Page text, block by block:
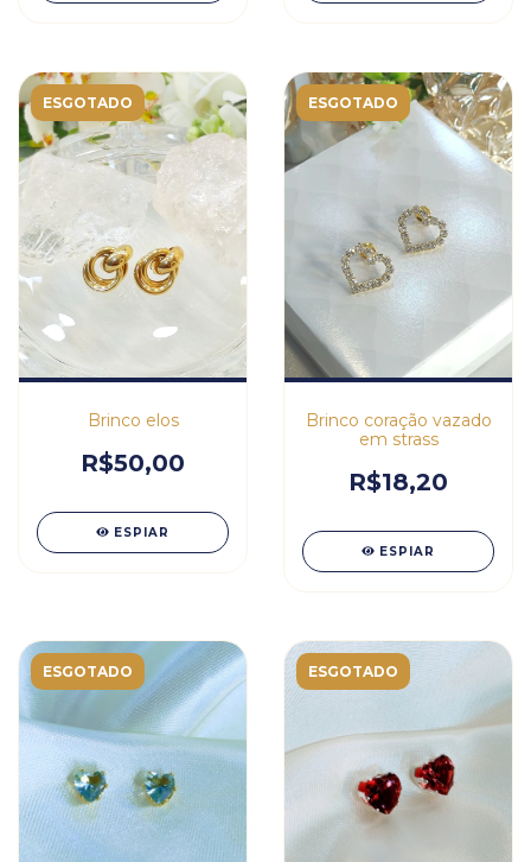
ESGOTADO
Brinco elos
R$50,00
ESPIAR
ESGOTADO
Brinco coração vazado
em strass
R$18,20
ESPIAR
ESGOTADO ESGOTADO